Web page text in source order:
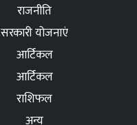
राजनीति
सरकारी योजनाएं
आर्टिकल
आर्टिकल
राशिफल
अन्य